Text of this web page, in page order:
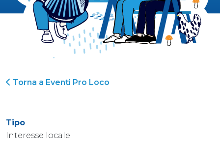
Torna a Eventi Pro Loco
Tipo
Interesse locale